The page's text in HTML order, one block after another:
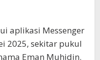
aplikasi Messenger
2025, sekitar pukul
Eman Muhidin.